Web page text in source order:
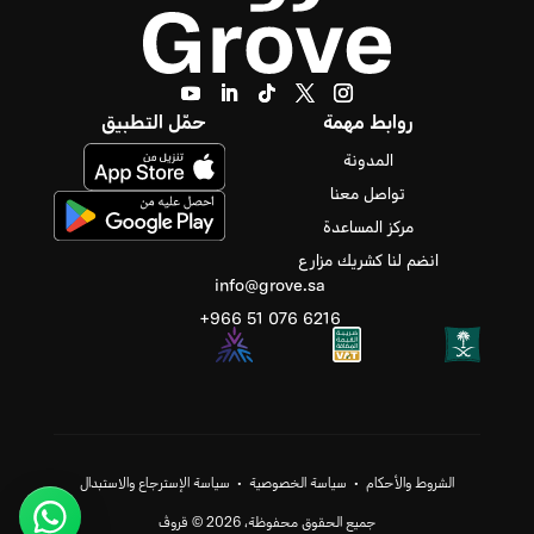
روابط مهمة
المدونة
تواصل معنا
مركز المساعدة
انضم لنا كشريك مزارع
حمّل التطبيق
info@grove.sa
‪+966 51 076 6216‬
جميع الحقوق محفوظة، 2026 © قروڤ
الشروط والأحكام• سياسة الخصوصية• سياسة الإسترجاع والاستبدال